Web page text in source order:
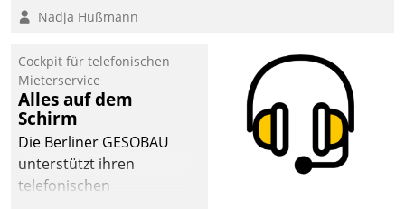
Nadja Hußmann
Cockpit für telefonischen
Mieterservice
Alles auf dem
Schirm
Die Berliner GESOBAU
unterstützt ihren
telefonischen